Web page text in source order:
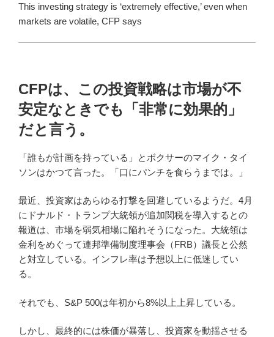
This investing strategy is ‘extremely effective,’ even when
markets are volatile, CFP says
CFPは、この投資戦略は市場が不
安定なときでも「非常に効果的」
だと言う。
「誰もが計画を持っている」とボクサーのマイク・タイ
ソンはかつて言った。「口にパンチを食らうまでは。」
最近、投資家はあらゆる打撃を回避しているようだ。4月
にドナルド・トランプ大統領が追加関税を導入するとの
報道は、市場を弱気相場に陥れそうになった。大統領は
金利をめぐって連邦準備制度理事会（FRB）議長と公然
と対立している。インフレ率は予想以上に低迷してい
る。
それでも、S&P 500は年初から8%以上上昇している。
しかし、最終的には株価が暴落し、投資家を動揺させる